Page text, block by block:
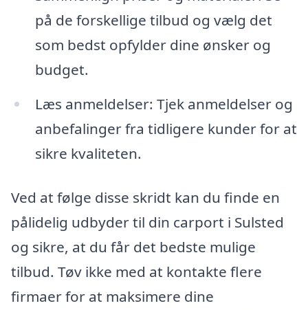
på de forskellige tilbud og vælg det
som bedst opfylder dine ønsker og
budget.
Læs anmeldelser: Tjek anmeldelser og
anbefalinger fra tidligere kunder for at
sikre kvaliteten.
Ved at følge disse skridt kan du finde en
pålidelig udbyder til din carport i Sulsted
og sikre, at du får det bedste mulige
tilbud. Tøv ikke med at kontakte flere
firmaer for at maksimere dine